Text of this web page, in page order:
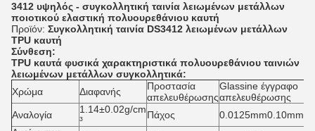
3412 υψηλός - συγκολλητική ταινία λειωμένων μετάλλων
ποιοτικού ελαστική πολυουρεθάνιου καυτή
Προϊόν: Συγκολλητική ταινία DS3412 λειωμένων μετάλλων
TPU καυτή
Σύνθεση:
TPU καυτά φυσικά χαρακτηριστικά πολυουρεθάνιου ταινιών
λειωμένων μετάλλων συγκολλητικά:
Χρώμα
Διαφανής
Προστασία
απελευθέρωσης
Glassine έγγραφο
απελευθέρωσης
Αναλογία
1.14±0.02g/cm
³
Πάχος
0.0125mm0.10mm